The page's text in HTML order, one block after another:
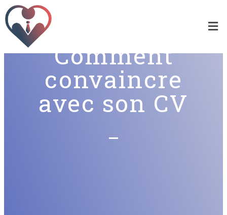
Comment
convaincre
avec son CV